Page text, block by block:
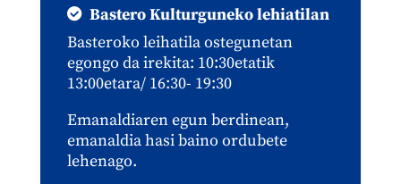
Bastero Kulturguneko lehiatilan
Basteroko leihatila ostegunetan
egongo da irekita: 10:30etatik
13:00etara/ 16:30- 19:30
Emanaldiaren egun berdinean,
emanaldia hasi baino ordubete
lehenago.